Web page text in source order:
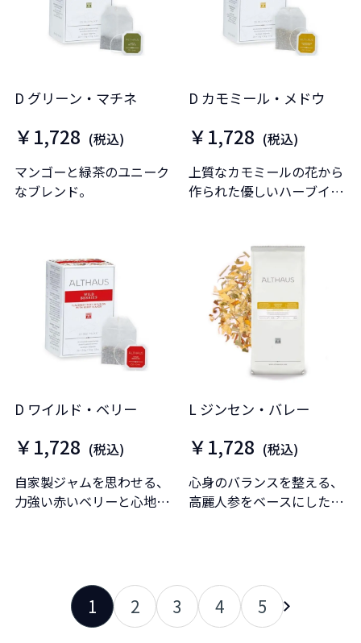
D グリーン・マチネ
￥1,728 (税込)
マンゴーと緑茶のユニーク
なブレンド。
D カモミール・メドウ
￥1,728 (税込)
上質なカモミールの花から
作られた優しいハーブイン
D ワイルド・ベリー
￥1,728 (税込)
自家製ジャムを思わせる、
力強い赤いベリーと心地よ
L ジンセン・バレー
￥1,728 (税込)
心身のバランスを整える、
高麗人参をベースにしたウ
1 2 3 4 5